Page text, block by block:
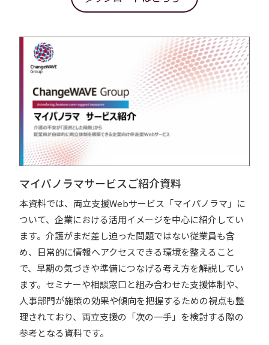
マイパノラマサービスご紹介資料
本資料では、両立支援Webサービス「マイパノラマ」に
ついて、企業における活用イメージを中心に紹介してい
ます。介護がまだ差し迫った問題ではない従業員も含
め、日常的に情報へアクセスできる環境を整えること
で、早期の気づきや準備につなげる考え方を解説してい
ます。セミナーや相談窓口と組み合わせた支援体制や、
人事部門が施策の効果や傾向を把握するための視点も整
理されており、両立支援の「次の一手」を検討する際の
参考となる資料です。